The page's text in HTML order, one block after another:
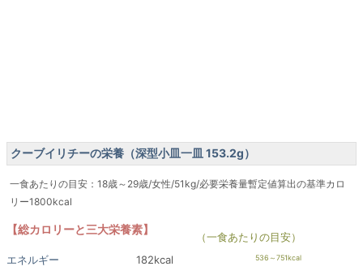
クーブイリチーの栄養（深型小皿一皿 153.2g）
一食あたりの目安：18歳～29歳/女性/51kg/必要栄養量暫定値算出の基準カロ
リー1800kcal
【総カロリーと三大栄養素】
（一食あたりの目安）
エネルギー
182kcal